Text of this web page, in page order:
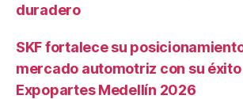
duradero
SKF fortalece su
mercado automotriz con su éxito
Expopartes Medellín 2026